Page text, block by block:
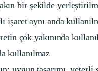
bir şekilde
işaret aynı anda
çok yakınında
kullanılmaz